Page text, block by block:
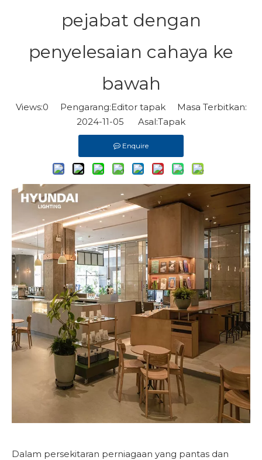
pejabat dengan
penyelesaian cahaya ke
bawah
Views:0 Pengarang:Editor tapak Masa Terbitkan:
2024-11-05 Asal:Tapak
Enquire
Dalam persekitaran perniagaan yang pantas dan